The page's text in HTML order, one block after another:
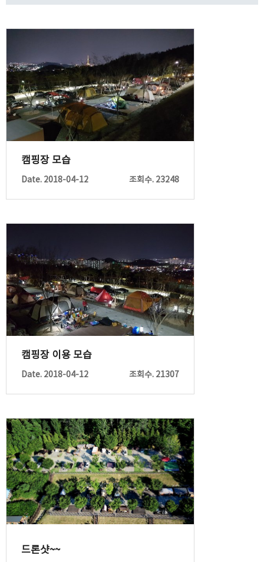
캠핑장 모습
Date. 2018-04-12 조회수. 23248
캠핑장 이용 모습
Date. 2018-04-12 조회수. 21307
드론샷~~